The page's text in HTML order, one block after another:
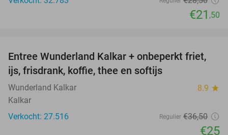
€21 ,50
32%
Entree Wunderland Kalkar + onbeperkt friet,
ijs, frisdrank, koffie, thee en softijs
Wunderland Kalkar 8.9 star
Kalkar
Verkocht: 27.516
Regulier €36,50
€25